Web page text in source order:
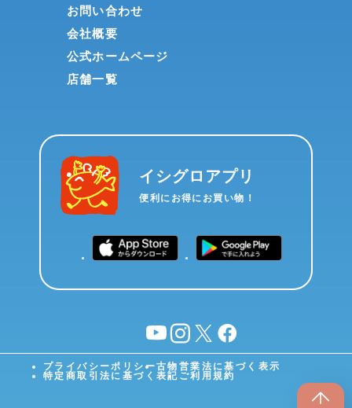
お問い合わせ
会社概要
公式ホームページ
店舗一覧
イシグロアプリ
便利にお得にお買い物！
YouTubeinstagram
X facebook
プライバシーポリシー古物営業法に基づく表示
特定商取引法に基づく表記 ご利用規約